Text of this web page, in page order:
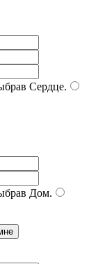
Сердце.
Дом.